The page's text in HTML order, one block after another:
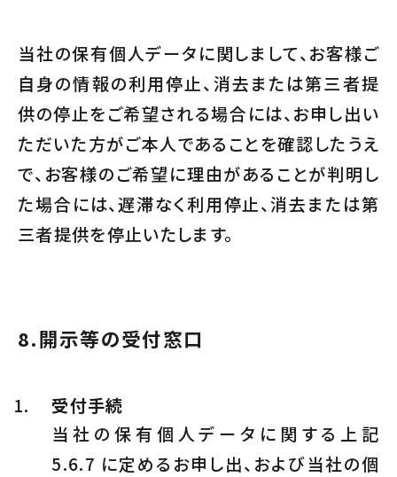
当社の保有個人データに関しまして、お客様ご
自身の情報の利用停止、消去または第三者提
供の停止をご希望される場合には、お申し出い
ただいた方がご本人であることを確認したうえ
で、お客様のご希望に理由があることが判明し
た場合には、遅滞なく利用停止、消去または第
三者提供を停止いたします。
8.開示等の受付窓口
受付手続
当社の保有個人データに関する上記
5.6.7 に定めるお申し出、および当社の個